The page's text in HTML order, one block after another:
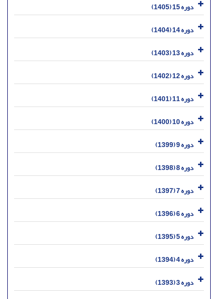
دوره 15 (1405)
دوره 14 (1404)
دوره 13 (1403)
دوره 12 (1402)
دوره 11 (1401)
دوره 10 (1400)
دوره 9 (1399)
دوره 8 (1398)
دوره 7 (1397)
دوره 6 (1396)
دوره 5 (1395)
دوره 4 (1394)
دوره 3 (1393)